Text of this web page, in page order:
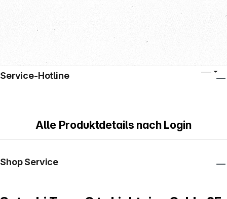
Alle Produktdetails nach Login
Service-Hotline
Shop Service